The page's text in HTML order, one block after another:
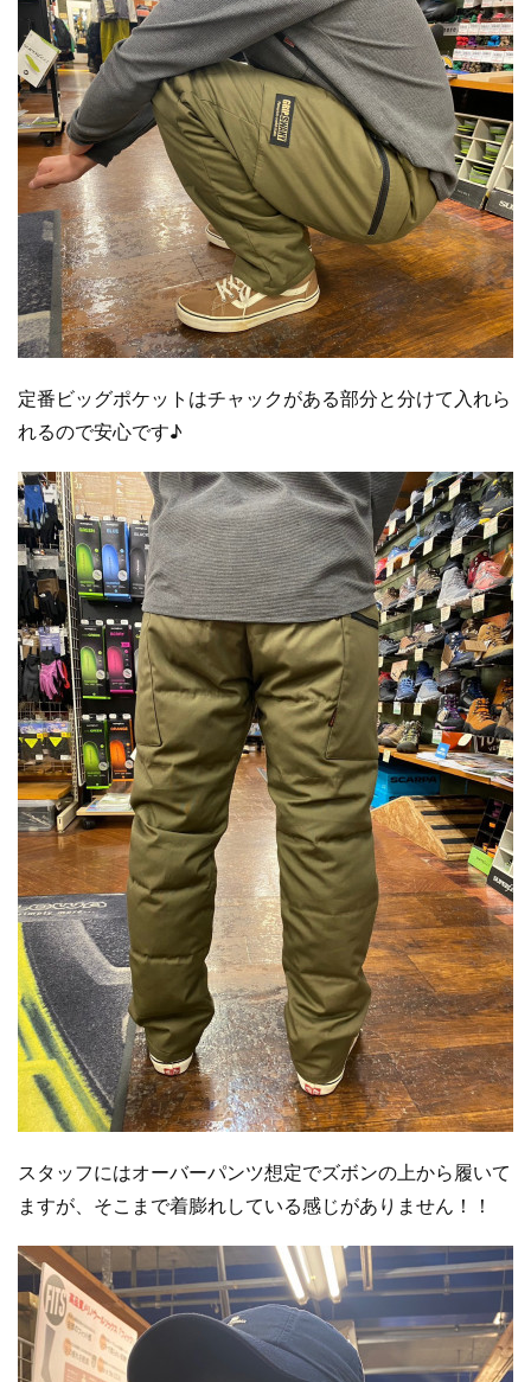
定番ビッグポケットはチャックがある部分と分けて入れら
れるので安心です♪
スタッフにはオーバーパンツ想定でズボンの上から履いて
ますが、そこまで着膨れしている感じがありません！！